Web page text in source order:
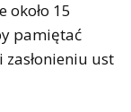
15
pamiętać
zasłonieniu ust